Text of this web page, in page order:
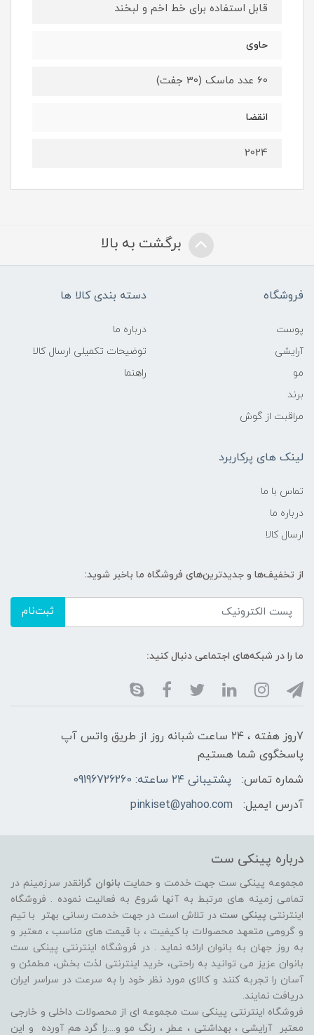
قابل استفاده برای خط اخم و لبخند
حاوی
60 عدد ماسک (30 جفت)
انقضا
2024
برگشت به بالا
فروشگاه
پوست
آرایشی
مو
برند
مراقبت از گوش
دسته بندی کالا ها
درباره ما
توضیحات تکمیلی ارسال کالا
راهنما
لینک های پرکاربرد
تماس با ما
درباره ما
ارسال کالا
از تخفیف‌ها و جدیدترین‌های فروشگاه ما باخبر شوید:
ثبت‌نام
ما را در شبکه‌های اجتماعی دنبال کنید:
7روز هفته ، ۲۴ ساعت شبانه‌ روز از طریق واتس آپ
پاسخگوی شما هستیم
شماره تماس:
پشتیبانی ۲۴ ساعته: 09196726260
آدرس ایمیل:
pinkiset@yahoo.com
درباره پینکی ست
مجموعه پینکی ست جهت خدمت و حمایت بانوان گرانقدر سرزمینم در
تمامی زمینه های مرتبط به آنها شروع به فعالیت نموده . فروشگاه
اینترنتی پینکی ست در تلاش است در جهت خدمت رسانی بهتر با تیم
و گروهی متعهد محصولات با کیفیت ، با قیمت های مناسب ، معتبر و
به روز جهان به بانوان ارائه نماید . در فروشگاه اینترنتی پینکی ست
بانوان عزیز می توانيد به راحتی، خرید اینترنتی لذت بخش، مطمئن و
آسان را تجربه کنند و کالای مورد نظر خود را به سرعت در سراسر ایران
دریافت نمایند.
فروشگاه اینترنتی پینکی ست مجموعه ای از محصولات داخلی و خارجی
معتبر آرایشی ، بهداشتی ، عطر ، رنگ مو و....را گرد هم آورده و اين